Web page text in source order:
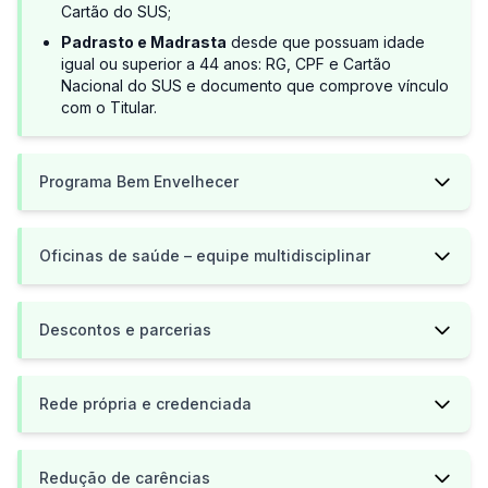
Cartão do SUS;
Padrasto e Madrasta desde que possuam idade
igual ou superior a 44 anos: RG, CPF e Cartão
Nacional do SUS e documento que comprove vínculo
com o Titular.
Programa Bem Envelhecer
Oficinas de saúde – equipe multidisciplinar
Descontos e parcerias
Rede própria e credenciada
Redução de carências